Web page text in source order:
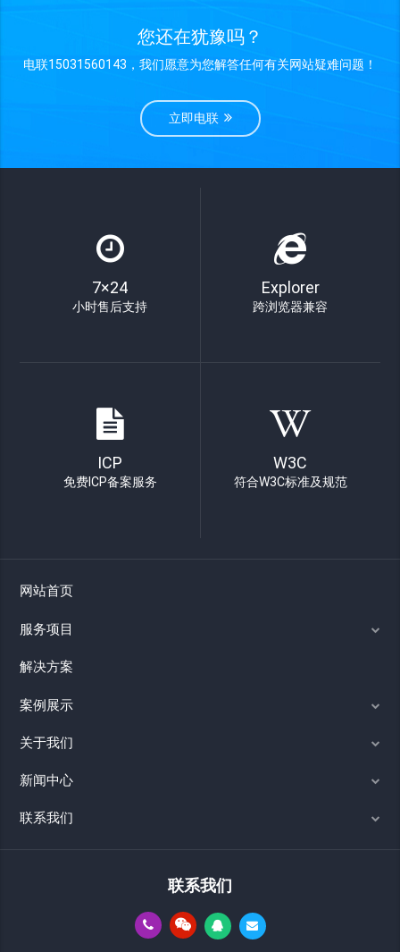
您还在犹豫吗？
电联15031560143，我们愿意为您解答任何有关网站疑难问题！
立即电联
7×24
小时售后支持
Explorer
跨浏览器兼容
ICP
免费ICP备案服务
W3C
符合W3C标准及规范
网站首页
服务项目
解决方案
案例展示
关于我们
新闻中心
联系我们
联系我们